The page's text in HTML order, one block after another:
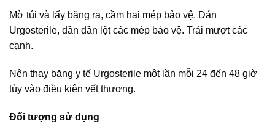
Mờ túi và lấy băng ra, cầm hai mép bảo vệ. Dán
Urgosterile, dần dần lột các mép bảo vệ. Trải mượt các
cạnh.
Nên thay băng y tế Urgosterile một lần mỗi 24 đến 48 giờ
tùy vào điều kiện vết thương.
Đối tượng sử dụng